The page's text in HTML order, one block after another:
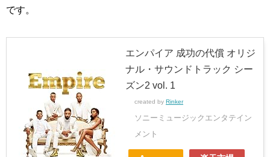
です。
エンパイア 成功の代償 オリジ
ナル・サウンドトラック シー
ズン2 vol. 1
created by Rinker
ソニーミュージックエンタテイン
メント